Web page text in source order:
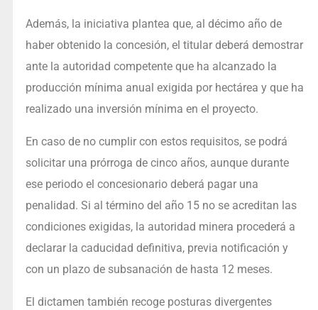
Además, la iniciativa plantea que, al décimo año de
haber obtenido la concesión, el titular deberá demostrar
ante la autoridad competente que ha alcanzado la
producción mínima anual exigida por hectárea y que ha
realizado una inversión mínima en el proyecto.
En caso de no cumplir con estos requisitos, se podrá
solicitar una prórroga de cinco años, aunque durante
ese periodo el concesionario deberá pagar una
penalidad. Si al término del año 15 no se acreditan las
condiciones exigidas, la autoridad minera procederá a
declarar la caducidad definitiva, previa notificación y
con un plazo de subsanación de hasta 12 meses.
El dictamen también recoge posturas divergentes